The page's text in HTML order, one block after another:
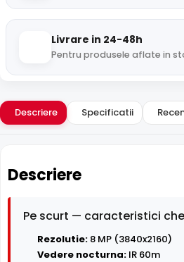
Livrare in 24-48h
Pentru produsele aflate in
Descriere Specificatii
Descriere
Pe scurt — caracteristici
Rezolutie: 8 MP (3840x2160)
Vedere nocturna: IR 60m